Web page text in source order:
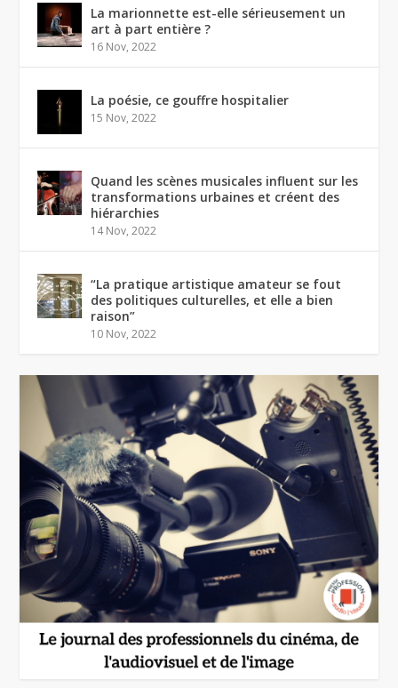
La marionnette est-elle sérieusement un
art à part entière ?
16 Nov, 2022
La poésie, ce gouffre hospitalier
15 Nov, 2022
Quand les scènes musicales influent sur les
transformations urbaines et créent des
hiérarchies
14 Nov, 2022
“La pratique artistique amateur se fout
des politiques culturelles, et elle a bien
raison”
10 Nov, 2022